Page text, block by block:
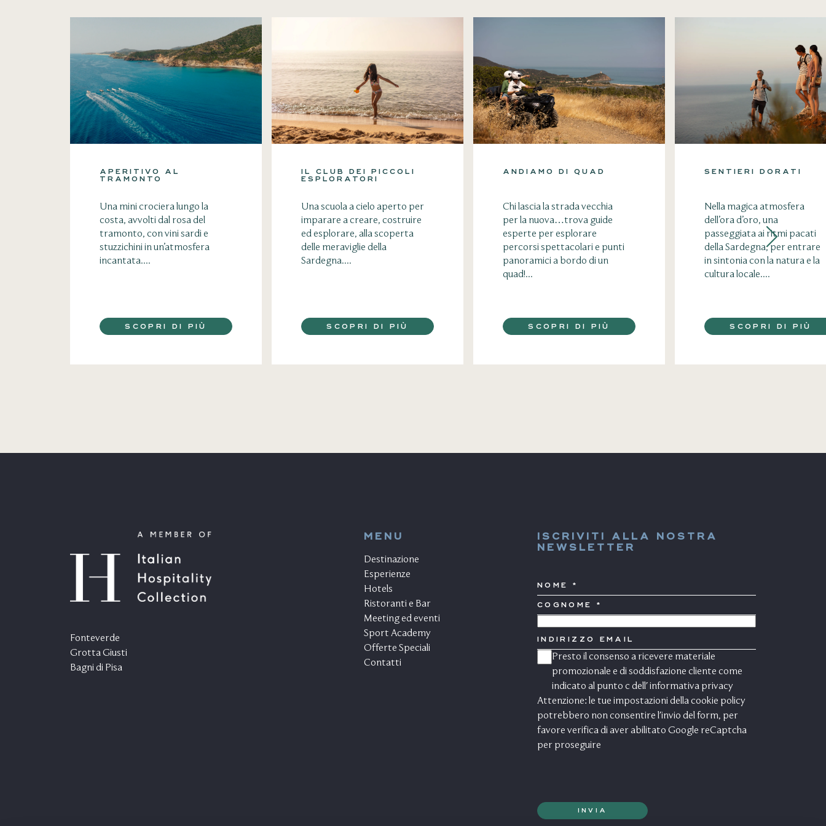
APERITIVO AL
TRAMONTO
Una mini crociera lungo la
costa, avvolti dal rosa del
tramonto, con vini sardi e
stuzzichini in un’atmosfera
incantata....
SCOPRI DI PIÙ
IL CLUB DEI PICCOLI
ESPLORATORI
Una scuola a cielo aperto per
imparare a creare, costruire
ed esplorare, alla scoperta
delle meraviglie della
Sardegna....
SCOPRI DI PIÙ
ANDIAMO DI QUAD
Chi lascia la strada vecchia
per la nuova…trova guide
esperte per esplorare
percorsi spettacolari e punti
panoramici a bordo di un
quad!...
SCOPRI DI PIÙ
SENTIERI DORATI
Nella magica atmosfera
dell’ora d’oro, una
passeggiata ai ritmi pacati
della Sardegna, per entrare
in sintonia con la natura e la
cultura locale....
SCOPRI DI PIÙ
Fonteverde
Grotta Giusti
Bagni di Pisa
MENU
Destinazione
Esperienze
Hotels
Ristoranti e Bar
Meeting ed eventi
Sport Academy
Offerte Speciali
Contatti
ISCRIVITI ALLA NOSTRA
NEWSLETTER
NOME
COGNOME
INDIRIZZO
CONSENSO
MARKETING
Presto il consenso a ricevere materiale
promozionale e di soddisfazione cliente come
indicato al punto c dell' informativa privacy
Attenzione: le tue impostazioni della cookie policy
potrebbero non consentire l'invio del form, per
favore verifica di aver abilitato Google reCaptcha
per proseguire